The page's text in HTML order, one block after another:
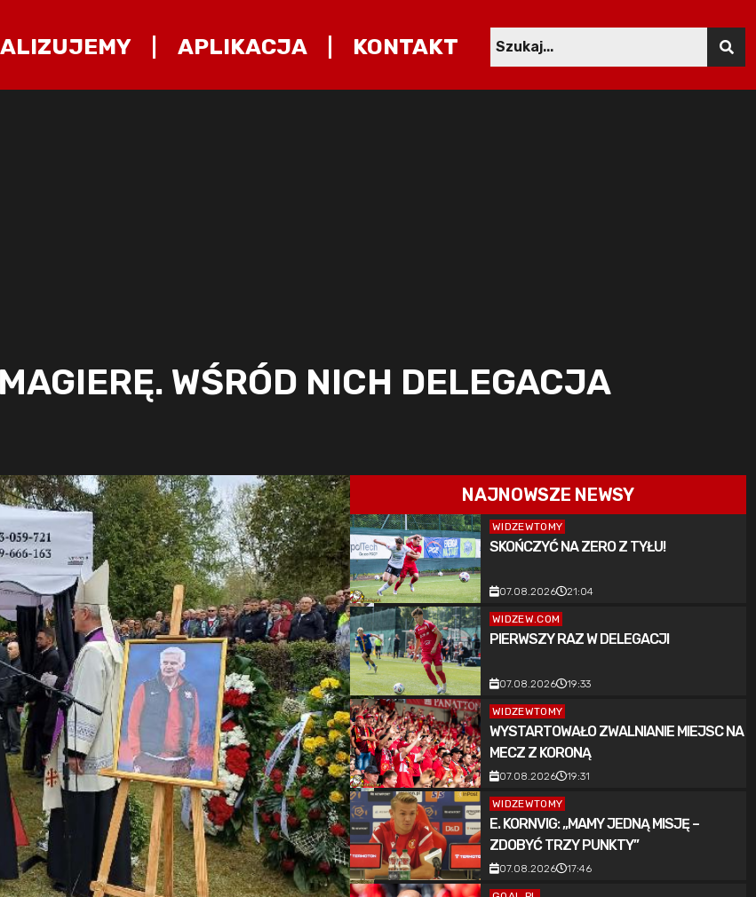
APLIKACJA KONTAKT
WŚRÓD NICH DELEGACJA
NAJNOWSZE NEWSY
WIDZEWTOMY
SKOŃCZYĆ NA ZERO Z TYŁU!
07.08.2026 21:04
WIDZEW.COM
PIERWSZY RAZ W DELEGACJI
07.08.2026 19:33
WIDZEWTOMY
WYSTARTOWAŁO ZWALNIANIE MIEJSC NA
MECZ Z KORONĄ
07.08.2026 19:31
WIDZEWTOMY
E. KORNVIG: „MAMY JEDNĄ MISJĘ –
ZDOBYĆ TRZY PUNKTY”
07.08.2026 17:46